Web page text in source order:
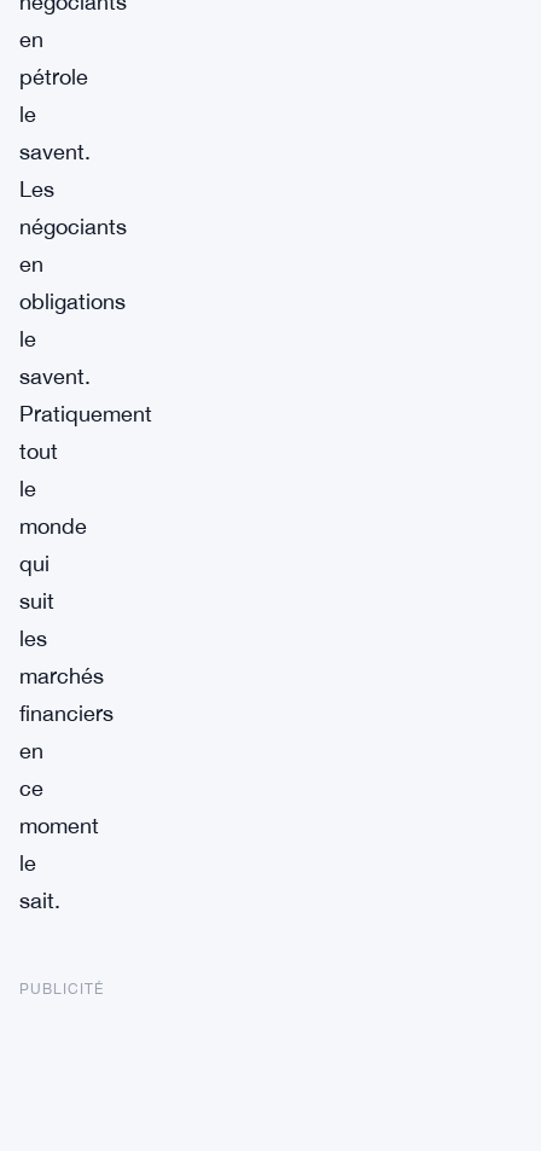
en
pétrole
le
savent.
Les
négociants
en
obligations
le
savent.
Pratiquement
tout
le
monde
qui
suit
les
marchés
financiers
en
ce
moment
le
sait.
PUBLICITÉ